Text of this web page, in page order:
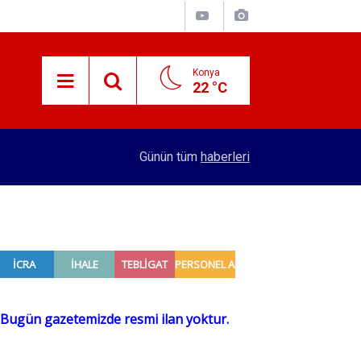
Konya
22 °C
Merkez Bankası rezervleri açıklandı
Günün tüm haberleri